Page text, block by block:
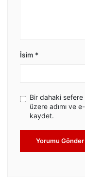
İsim *
Bir dahaki sefere
üzere adımı ve
kaydet.
Yorumu Gönder